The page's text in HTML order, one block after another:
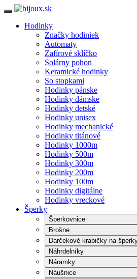
Hodinky
Značky hodiniek
Automaty
Zafírové sklíčko
Solárny pohon
Keramické hodinky
So stopkami
Hodinky pánske
Hodinky dámske
Hodinky detské
Hodinky unisex
Hodinky mechanické
Hodinky titánové
Hodinky 1000m
Hodinky 500m
Hodinky 300m
Hodinky 200m
Hodinky 100m
Hodinky digitálne
Hodinky vreckové
Šperky
Šperkovnice
Brošne
Darčekové krabičky na
Náhrdelníky
Náramky
Náušnice